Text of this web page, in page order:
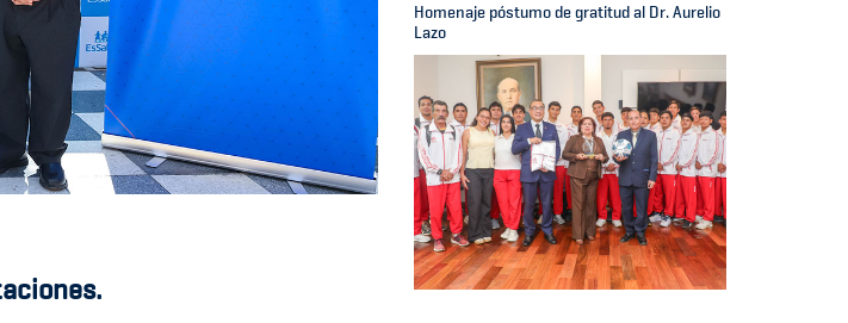
Homenaje póstumo de gratitud al Dr. Aurelio
Lazo